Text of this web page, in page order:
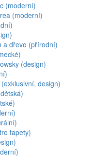
(moderní)
(moderní)
a dřevo (přírodní)
(design)
design)
tapety)